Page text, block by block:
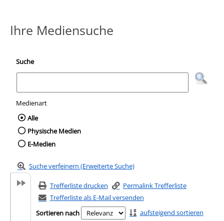
Ihre Mediensuche
Suche
Medienart
Wählen Sie die Medienart nach der Sie
Alle
Physische Medien
E-Medien
Suche verfeinern (Erweiterte Suche)
Trefferliste drucken
Permalink Trefferliste
Trefferliste als E-Mail versenden
Sortieren nach
aufsteigend sortieren